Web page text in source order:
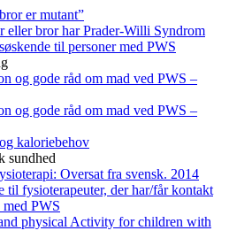
er mutant”
eller bror har Prader-Willi Syndrom
til personer med PWS
og gode råd om mad ved PWS –
og gode råd om mad ved PWS –
kaloriebehov
sundhed
Oversat fra svensk. 2014
til fysioterapeuter, der har/får kontakt
PWS
physical Activity for children with